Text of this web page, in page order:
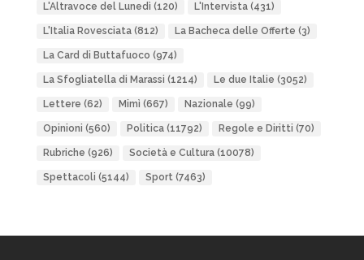
L'Altravoce del Lunedì (120) L'Intervista(431)
L'Italia Rovesciata(812) La Bacheca delle Offerte (3)
La Card di Buttafuoco (974)
La Sfogliatella di Marassi (1214) Le due Italie (3052)
Lettere (62) Mimì (667) Nazionale (99)
Opinioni (560) Politica(11792) Regole e Diritti (70)
Rubriche (926) Società e Cultura(10078)
Spettacoli (5144) Sport(7463)